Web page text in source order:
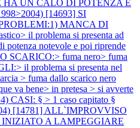
HA UN CALO DI POTENZA E
[14693] SI
MANCA DI
il problema si presenta ad
potenza notevole e poi riprende
SCARICO:> fuma nero> fuma
il problema si presenta nel
> fuma dallo scarico nero
va bene> in pretesa > si avverte
CASI: § > 1 caso capitato §
[14781] ALL`IMPROVVISO
A LAMPEGGIARE